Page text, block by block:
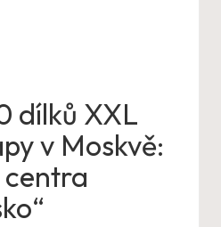
dílků XXL
v Moskvě: